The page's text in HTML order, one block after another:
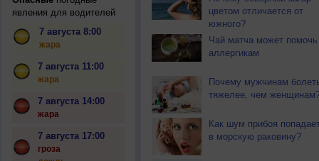
явления для водителей
7 августа 8:00
жара
7 августа 11:00
жара
7 августа 14:00
жара
7 августа 17:00
гроза
цветом отличается от
южного?
Чай матча может помочь
аллергикам
Почему мужчинам
тяжелее, чем
Как шум прибоя
в морскую раковину?